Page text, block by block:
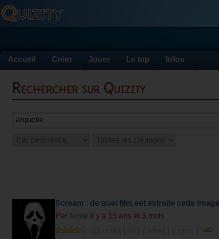
Accueil Créer Jouer Le top Infos
Rechercher sur Quizity
Scream : de quel film est extraite cette
Par Ninie il y a 15 ans et 3 mois